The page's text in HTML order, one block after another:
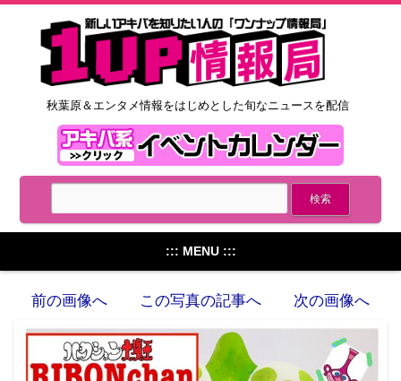
秋葉原＆エンタメ情報をはじめとした旬なニュースを配信
::: MENU :::
前の画像へ この写真の記事へ 次の画像へ